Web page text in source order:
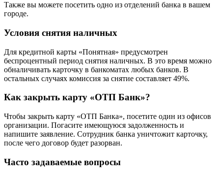
Также вы можете посетить одно из отделений банка в вашем
городе.
Условия снятия наличных
Для кредитной карты «Понятная» предусмотрен
беспроцентный период снятия наличных. В это время можно
обналичивать карточку в банкоматах любых банков. В
остальных случаях комиссия за снятие составляет 49%.
Как закрыть карту «ОТП Банк»?
Чтобы закрыть карту «ОТП Банка», посетите один из офисов
организации. Погасите имеющуюся задолженность и
напишите заявление. Сотрудник банка уничтожит карточку,
после чего договор будет разорван.
Часто задаваемые вопросы